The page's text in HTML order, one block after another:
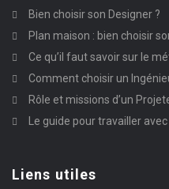
Bien choisir son Designer ?
Plan maison : bien choisir
Ce qu’il faut savoir sur le
Comment choisir un
Rôle et missions d’un
Le guide pour travailler
Liens utiles